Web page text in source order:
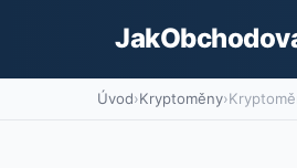
Úvod›Kryptoměny›